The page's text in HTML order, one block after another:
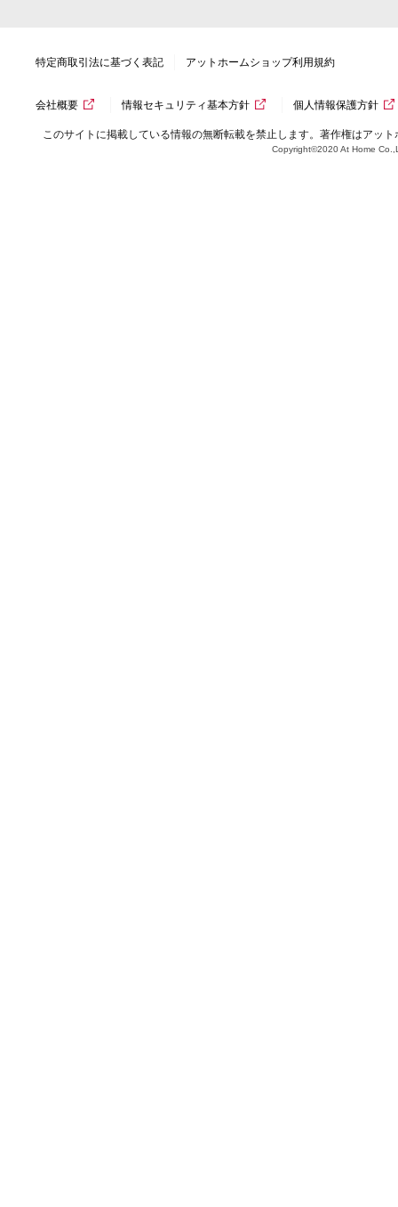
特定商取引法に基づく表記 アットホームショップ利用規約
会社概要 情報セキュリティ基本方針 個人情報保護方針
このサイトに掲載している情報の無断転載を禁止します。著作権はアッ
Copyright©2020 At Home